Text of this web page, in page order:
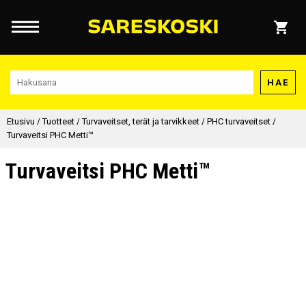
HAE
Etusivu /Tuotteet /Turvaveitset, terät ja tarvikkeet / PHC turvaveitset /
Turvaveitsi PHC Metti™
Turvaveitsi PHC Metti™